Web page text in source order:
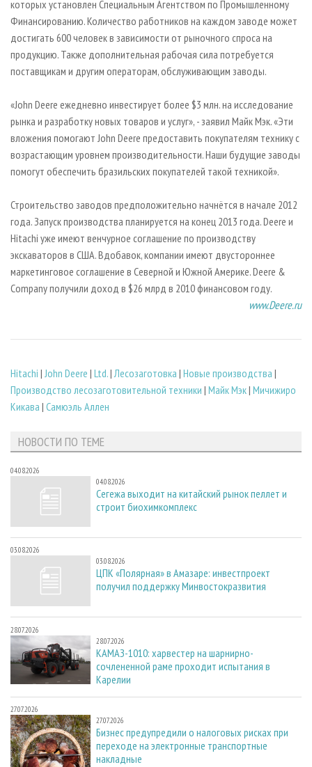
которых установлен Специальным Агентством по Промышленному
Финансированию. Количество работников на каждом заводе может
достигать 600 человек в зависимости от рыночного спроса на
продукцию. Также дополнительная рабочая сила потребуется
поставщикам и другим операторам, обслуживающим заводы.
«John Deere ежедневно инвестирует более $3 млн. на исследование
рынка и разработку новых товаров и услуг», - заявил Майк Мэк. «Эти
вложения помогают John Deere предоставить покупателям технику с
возрастающим уровнем производительности. Наши будущие заводы
помогут обеспечить бразильских покупателей такой техникой».
Строительство заводов предположительно начнётся в начале 2012
года. Запуск производства планируется на конец 2013 года. Deere и
Hitachi уже имеют венчурное соглашение по производству
экскаваторов в США. Вдобавок, компании имеют двустороннее
маркетинговое соглашение в Северной и Южной Америке. Deere &
Company получили доход в $26 млрд в 2010 финансовом году.
www.Deere.ru
Hitachi | John Deere | Ltd.|Лесозаготовка | Новые производства |
Производство лесозаготовительной техники | Майк Мэк| Мичижиро
Кикава | Самюэль Аллен
НОВОСТИ ПО ТЕМЕ
04.08.2026
04.08.2026
Сегежа выходит на китайский рынок пеллет и
строит биохимкомплекс
03.08.2026
03.08.2026
ЦПК «Полярная» в Амазаре: инвестпроект
получил поддержку Минвостокразвития
28.07.2026
28.07.2026
КАМАЗ-1010: харвестер на шарнирно-
сочлененной раме проходит испытания в
Карелии
27.07.2026
27.07.2026
Бизнес предупредили о налоговых рисках при
переходе на электронные транспортные
накладные